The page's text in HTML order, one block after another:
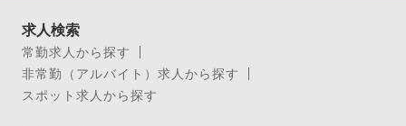
求人検索
常勤求人から探す
非常勤（アルバイト）求人から探す
スポット求人から探す